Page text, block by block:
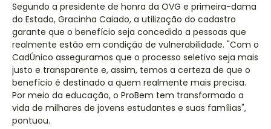
Segundo a presidente de honra da OVG e primeira-dama
do Estado, Gracinha Caiado, a utilização do cadastro
garante que o benefício seja concedido a pessoas que
realmente estão em condição de vulnerabilidade. "Com o
CadÚnico asseguramos que o processo seletivo seja mais
justo e transparente e, assim, temos a certeza de que o
benefício é destinado a quem realmente mais precisa.
Por meio da educação, o ProBem tem transformado a
vida de milhares de jovens estudantes e suas famílias",
pontuou.